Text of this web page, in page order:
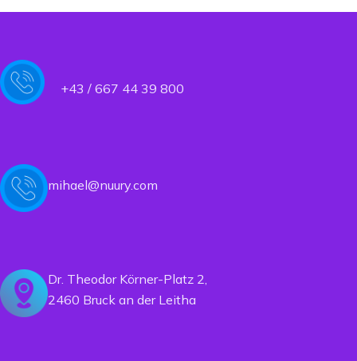
+43 / 667 44 39 800
mihael@nuury.com
Dr. Theodor Körner-Platz 2,
2460 Bruck an der Leitha